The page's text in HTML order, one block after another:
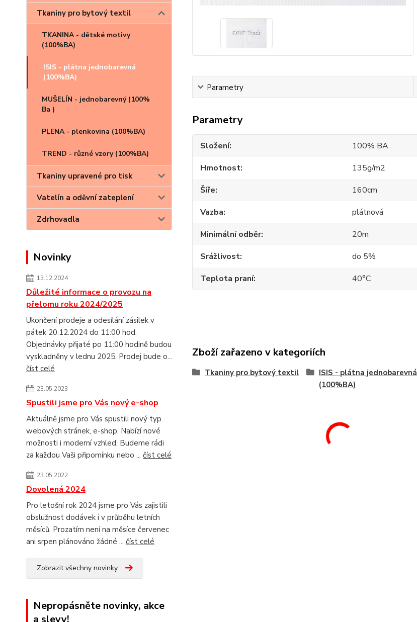
Tkaniny pro bytový textil
TKANINA - dětské motivy
(100%BA)
ISIS - plátna jednobarevná
(100%BA)
MUŠELÍN - jednobarevný (100%
Ba )
PLENA - plenkovina (100%BA)
TREND - různé vzory (100%BA)
Tkaniny upravené pro tisk
Vatelín a oděvní zateplení
Zdrhovadla
Novinky
13.12.2024
Důležité informace o provozu na
přelomu roku 2024/2025
Ukončení prodeje a odesílání zásilek v
pátek 20.12.2024 do 11:00 hod.
Objednávky přijaté po 11:00 hodině budou
vyskladněny v lednu 2025. Prodej bude o...
číst celé
23.05.2023
Spustili jsme pro Vás nový e-shop
Aktuálně jsme pro Vás spustili nový typ
webových stránek, e-shop. Nabízí nové
možnosti i moderní vzhled. Budeme rádi
za každou Vaši připomínku nebo ... číst celé
23.05.2022
Dovolená 2024
Pro letošní rok 2024 jsme pro Vás zajistili
obslužnost dodávek i v průběhu letních
měsíců. Prozatím není na měsíce červenec
ani srpen plánováno žádné ... číst celé
Zobrazit všechny novinky
Nepropásněte novinky, akce
a slevy!
Parametry
Parametry
Složení
100% BA
Hmotnost
135g/m2
Šíře
160cm
Vazba
plátnová
Minimální odběr
20m
Srážlivost
do 5%
Teplota praní
40°C
Zboží zařazeno v kategoriích
Tkaniny pro bytový textil
ISIS - plátna jednobarevná
(100%BA)